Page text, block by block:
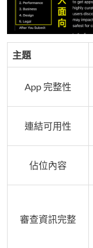
主題
App 完整性
連結可用性
佔位內容
審查資訊完整